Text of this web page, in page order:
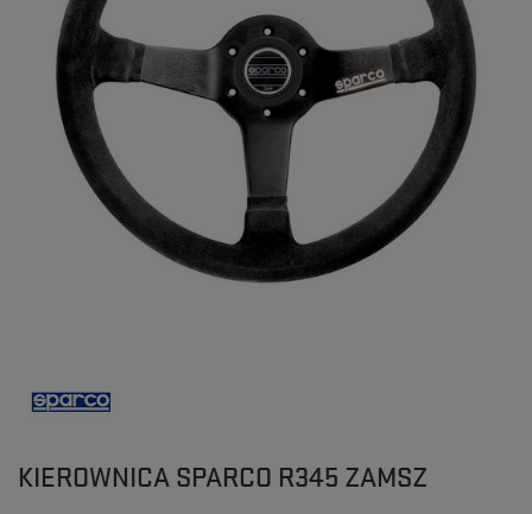
KIEROWNICA SPARCO R345 ZAMSZ